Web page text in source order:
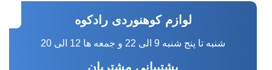
لوازم کوهنوردی رادکوه
شنبه تا پنج شنبه 9 الی 22 و جمعه ها 12 الی 20
پشتیبانی مشتریان